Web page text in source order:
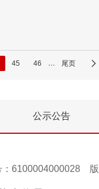
45 46 … 尾页
公示公告
6100004000028 版